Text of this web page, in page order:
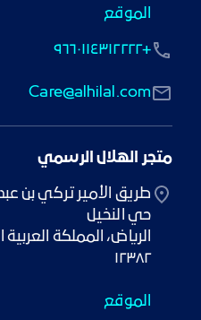
الموقع
Care@alhilal.com
+٩٦٦٠١١٤٣١٢٢٢٢
متجر الهلال الرسمي
حي النخيل
١٢٣٨٢
الموقع